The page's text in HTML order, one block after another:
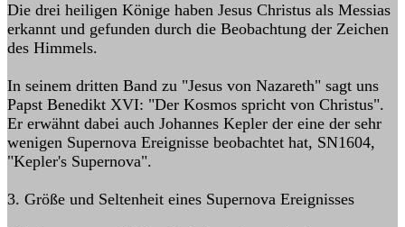
Die drei heiligen Könige haben Jesus Christus als Messias
erkannt und gefunden durch die Beobachtung der Zeichen
des Himmels.
In seinem dritten Band zu "Jesus von Nazareth" sagt uns
Papst Benedikt XVI: "Der Kosmos spricht von Christus".
Er erwähnt dabei auch Johannes Kepler der eine der sehr
wenigen Supernova Ereignisse beobachtet hat, SN1604,
"Kepler's Supernova".
3. Größe und Seltenheit eines Supernova Ereignisses